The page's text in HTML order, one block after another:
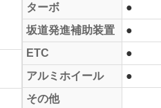
ターボ
●
坂道発進補助装置
●
ETC
●
アルミホイール
●
その他